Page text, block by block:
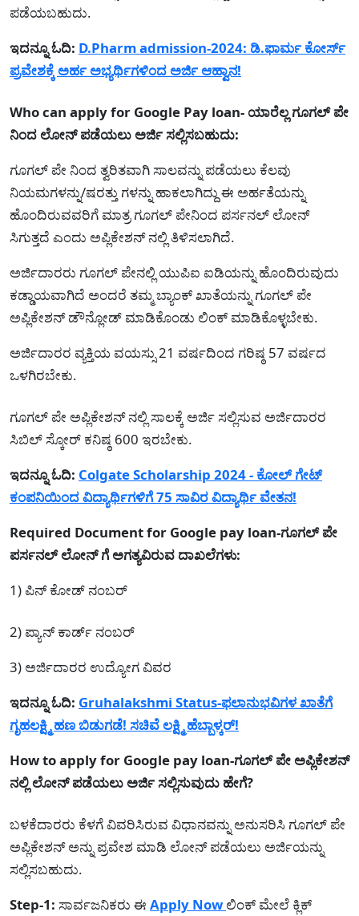
ಪಡೆಯಬಹುದು.
ಇದನ್ನೂ ಓದಿ: D.Pharm admission-2024: ಡಿ.ಫಾರ್ಮ ಕೋರ್ಸ್
ಪ್ರವೇಶಕ್ಕೆ ಅರ್ಹ ಅಭ್ಯರ್ಥಿಗಳಿಂದ ಅರ್ಜಿ ಆಹ್ವಾನ!
Who can apply for Google Pay loan- ಯಾರೆಲ್ಲ ಗೂಗಲ್ ಪೇ
ನಿಂದ ಲೋನ್ ಪಡೆಯಲು ಅರ್ಜಿ ಸಲ್ಲಿಸಬಹುದು:
ಗೂಗಲ್ ಪೇ ನಿಂದ ತ್ವರಿತವಾಗಿ ಸಾಲವನ್ನು ಪಡೆಯಲು ಕೆಲವು
ನಿಯಮಗಳನ್ನು/ಷರತ್ತು ಗಳನ್ನು ಹಾಕಲಾಗಿದ್ದು ಈ ಅರ್ಹತೆಯನ್ನು
ಹೊಂದಿರುವವರಿಗೆ ಮಾತ್ರ ಗೂಗಲ್ ಪೇನಿಂದ ಪರ್ಸನಲ್ ಲೋನ್
ಸಿಗುತ್ತದೆ ಎಂದು ಅಪ್ಲಿಕೇಶನ್ ನಲ್ಲಿ ತಿಳಿಸಲಾಗಿದೆ.
ಅರ್ಜಿದಾರರು ಗೂಗಲ್ ಪೇನಲ್ಲಿ ಯುಪಿಐ ಐಡಿಯನ್ನು ಹೊಂದಿರುವುದು
ಕಡ್ಡಾಯವಾಗಿದೆ ಅಂದರೆ ತಮ್ಮ ಬ್ಯಾಂಕ್ ಖಾತೆಯನ್ನು ಗೂಗಲ್ ಪೇ
ಅಪ್ಲಿಕೇಶನ್ ಡೌನ್ಲೋಡ್ ಮಾಡಿಕೊಂಡು ಲಿಂಕ್ ಮಾಡಿಕೊಳ್ಳಬೇಕು.
ಅರ್ಜಿದಾರರ ವ್ಯಕ್ತಿಯ ವಯಸ್ಸು 21 ವರ್ಷದಿಂದ ಗರಿಷ್ಠ 57 ವರ್ಷದ
ಒಳಗಿರಬೇಕು.
ಗೂಗಲ್ ಪೇ ಅಪ್ಲಿಕೇಶನ್ ನಲ್ಲಿ ಸಾಲಕ್ಕೆ ಅರ್ಜಿ ಸಲ್ಲಿಸುವ ಅರ್ಜಿದಾರರ
ಸಿಬಿಲ್ ಸ್ಕೋರ್ ಕನಿಷ್ಠ 600 ಇರಬೇಕು.
ಇದನ್ನೂ ಓದಿ: Colgate Scholarship 2024 - ಕೋಲ್ ಗೇಟ್
ಕಂಪನಿಯಿಂದ ವಿದ್ಯಾರ್ಥಿಗಳಿಗೆ 75 ಸಾವಿರ ವಿದ್ಯಾರ್ಥಿ ವೇತನ!
Required Document for Google pay loan-ಗೂಗಲ್ ಪೇ
ಪರ್ಸನಲ್ ಲೋನ್ ಗೆ ಅಗತ್ಯವಿರುವ ದಾಖಲೆಗಳು:
1) ಪಿನ್ ಕೋಡ್ ನಂಬರ್
2) ಪ್ಯಾನ್ ಕಾರ್ಡ್ ನಂಬರ್
3) ಅರ್ಜಿದಾರರ ಉದ್ಯೋಗ ವಿವರ
ಇದನ್ನೂ ಓದಿ: Gruhalakshmi Status-ಫಲಾನುಭವಿಗಳ ಖಾತೆಗೆ
ಗೃಹಲಕ್ಷ್ಮಿ ಹಣ ಬಿಡುಗಡೆ! ಸಚಿವೆ ಲಕ್ಷ್ಮಿ ಹೆಬ್ಬಾಳ್ಕರ್‌!
How to apply for Google pay loan-ಗೂಗಲ್ ಪೇ ಅಪ್ಲಿಕೇಶನ್
ನಲ್ಲಿ ಲೋನ್ ಪಡೆಯಲು ಅರ್ಜಿ ಸಲ್ಲಿಸುವುದು ಹೇಗೆ?
ಬಳಕೆದಾರರು ಕೆಳಗೆ ವಿವರಿಸಿರುವ ವಿಧಾನವನ್ನು ಅನುಸರಿಸಿ ಗೂಗಲ್ ಪೇ
ಅಪ್ಲಿಕೇಶನ್ ಅನ್ನು ಪ್ರವೇಶ ಮಾಡಿ ಲೋನ್ ಪಡೆಯಲು ಅರ್ಜಿಯನ್ನು
ಸಲ್ಲಿಸಬಹುದು.
Step-1: ಸಾರ್ವಜನಿಕರು ಈ Apply Now ಲಿಂಕ್ ಮೇಲೆ ಕ್ಲಿಕ್